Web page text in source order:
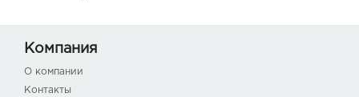
Компания
О компании
Контакты